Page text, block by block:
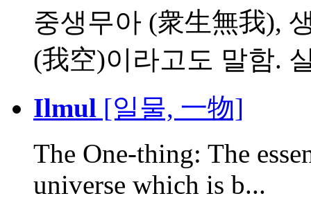
중생무아 (衆生無我),
(我空)이라고도 말함.
Ilmul [일물, 一物]
The One-thing: The
universe which is b...